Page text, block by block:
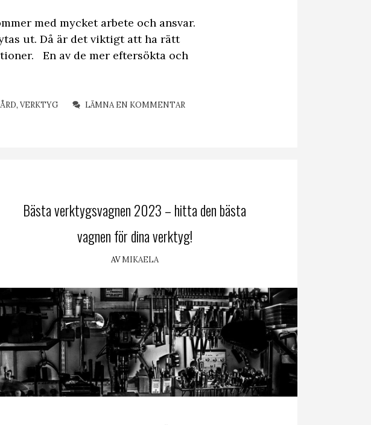
med mycket arbete och ansvar.
ut. Då är det viktigt att ha rätt
En av de mer eftersökta och
, VERKTYG LÄMNA EN KOMMENTAR
Bästa verktygsvagnen 2023 – hitta den bästa
vagnen för dina verktyg!
AVMIKAELA